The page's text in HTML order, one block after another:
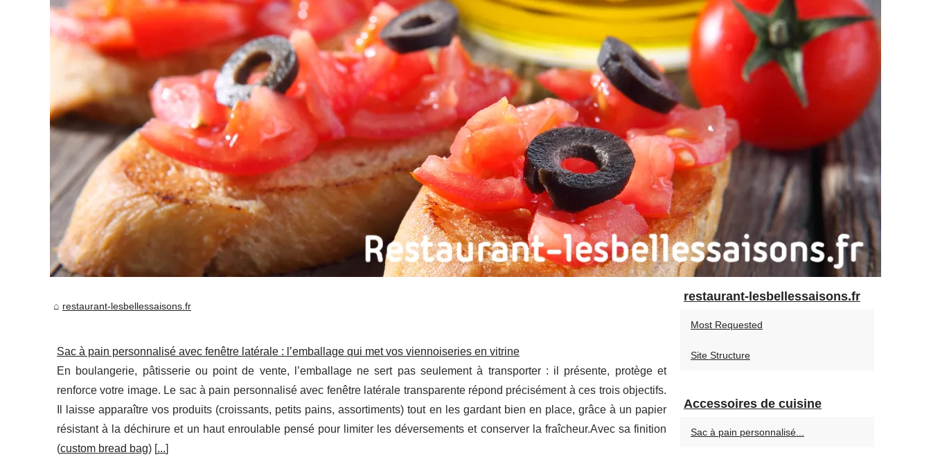
restaurant-lesbellessaisons.fr
Sac à pain personnalisé avec fenêtre latérale : l’emballage qui met vos viennoiseries en vitrine
En boulangerie, pâtisserie ou point de vente, l’emballage ne sert pas seulement à transporter : il présente, protège et
renforce votre image. Le sac à pain personnalisé avec fenêtre latérale transparente répond précisément à ces trois objectifs.
Il laisse apparaître vos produits (croissants, petits pains, assortiments) tout en les gardant bien en place, grâce à un papier
résistant à la déchirure et un haut enroulable pensé pour limiter les déversements et conserver la fraîcheur.Avec sa finition
(custom bread bag) [...]
restaurant-lesbellessaisons.fr
Most Requested
Site Structure
Accessoires de cuisine
Sac à pain personnalisé...